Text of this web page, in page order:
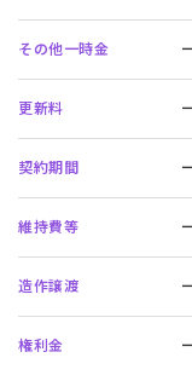
その他一時金
更新料
契約期間
維持費等
造作譲渡
権利金